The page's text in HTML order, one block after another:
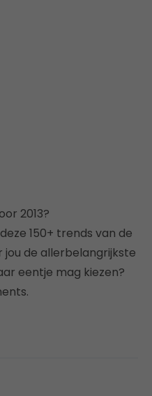
2013?
150+ trends van de
de allerbelangrijkste
eentje mag kiezen?